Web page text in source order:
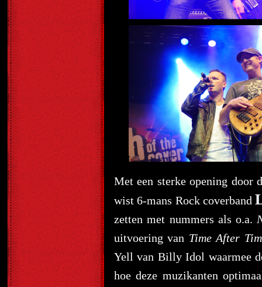
Met een sterke opening
wist 6-mans Rock coverband
zetten met nummers als o.a.
uitvoering van Time After
Yell van Billy Idol waarmee
hoe deze muzikanten